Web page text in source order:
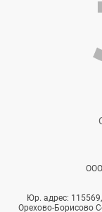
Юр. адрес:
Орехово-Борисово